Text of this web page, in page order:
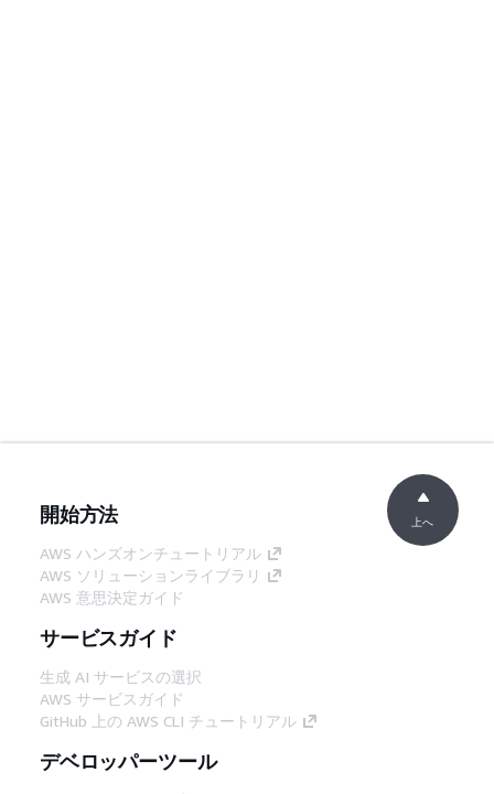
開始方法
AWS ハンズオンチュートリアル
AWS ソリューションライブラリ
AWS 意思決定ガイド
サービスガイド
生成 AI サービスの選択
AWS サービスガイド
GitHub 上の AWS CLI チュートリアル
デベロッパーツール
上へ